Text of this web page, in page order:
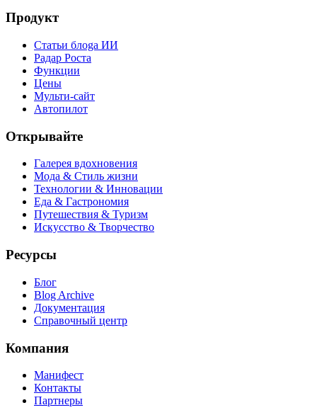
Продукт
Статьи блоga ИИ
Радар Роста
Функции
Цены
Мульти-сайт
Автопилот
Открывайте
Галерея вдохновения
Мода & Стиль жизни
Технологии & Инновации
Еда & Гастрономия
Путешествия & Туризм
Искусство & Творчество
Ресурсы
Блог
Blog Archive
Документация
Справочный центр
Компания
Манифест
Контакты
Партнеры